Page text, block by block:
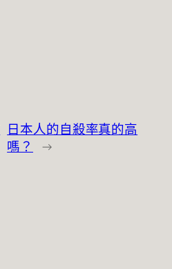
日本人的自殺率真的高
嗎？
→